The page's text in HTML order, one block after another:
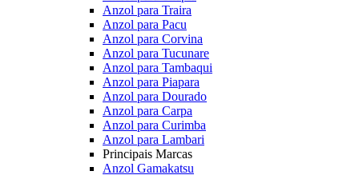
Anzol para Traira
Anzol para Pacu
Anzol para Corvina
Anzol para Tucunare
Anzol para Tambaqui
Anzol para Piapara
Anzol para Dourado
Anzol para Carpa
Anzol para Curimba
Anzol para Lambari
Principais Marcas
Anzol Gamakatsu